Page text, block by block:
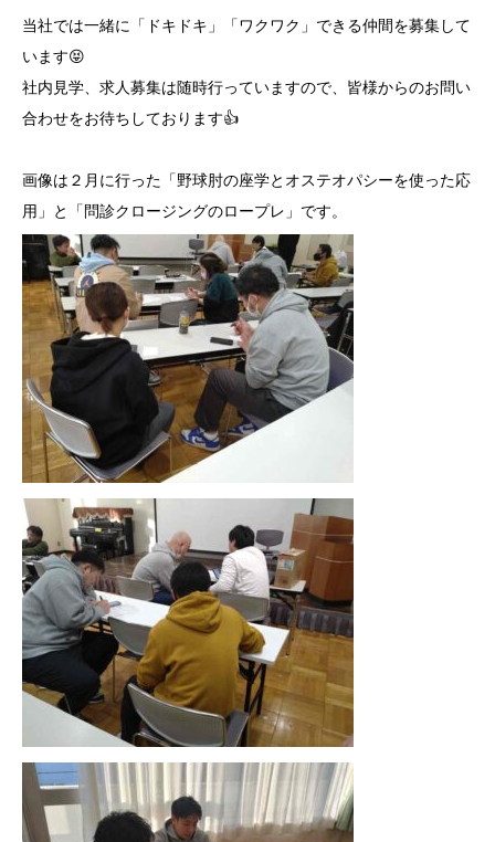
当社では一緒に「ドキドキ」「ワクワク」できる仲間を募集して
います😝
社内見学、求人募集は随時行っていますので、皆様からのお問い
合わせをお待ちしております👍
画像は２月に行った「野球肘の座学とオステオパシーを使った応
用」と「問診クロージングのロープレ」です。